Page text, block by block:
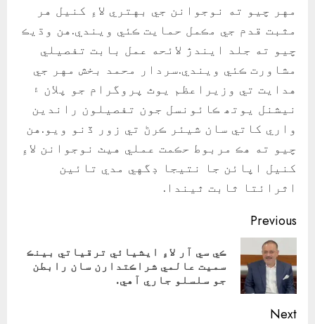
مهر چيو ته نوجوانن جي بهتري لاءِ کنيل هر
مثبت قدم جي مڪمل حمايت ڪئي ويندي.هن وڌيڪ
چيو ته جلد ايندڙ لائحه عمل بابت تفصيلي
مشاورت ڪئي ويندي.سردار محمد بخش مهر جي
هدايت تي وزيراعظم يوٿ پروگرام جو پلان ۽
نيشنل يوتھ ڪائونسل جون تفصيلون راندين
واري کاتي سان شيئر ڪرڻ تي زور ڏنو ويو.هن
چيو ته هڪ مربوط حڪمت عملي هيٺ نوجوانن لاءِ
کنيل اپائن جا نتيجا ڊگهي مدي تائين
اثرائتا ثابت ٿيندا.
Continue
Reading
Previous
ڪي سي آر لاءِ ايشيائي ترقياتي بينڪ
سميت عالمي شراڪتدارن سان رابطن
جو سلسلو جاري آهي.
Next